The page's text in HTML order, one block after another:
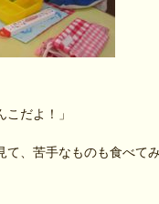
こだよ！」
て、苦手なものも食べて